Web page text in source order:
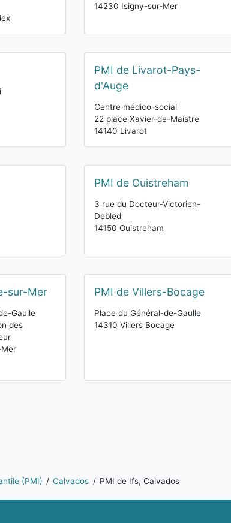
14230 Isigny-sur-Mer
PMI de Livarot-Pays-
d'Auge
Centre médico-social
22 place Xavier-de-Maistre
14140 Livarot
PMI de Ouistreham
3 rue du Docteur-Victorien-
Debled
14150 Ouistreham
sur-Mer
Gaulle
des
PMI de Villers-Bocage
Place du Général-de-Gaulle
14310 Villers Bocage
(PMI) Calvados PMI de Ifs, Calvados